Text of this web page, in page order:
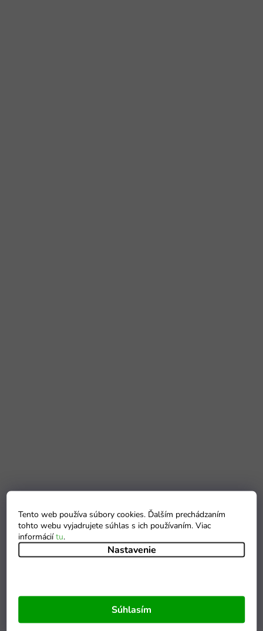
Tento web používa súbory cookies. Ďalším prechádzaním
tohto webu vyjadrujete súhlas s ich používaním. Viac
informáciítu.
Nastavenie
Súhlasím